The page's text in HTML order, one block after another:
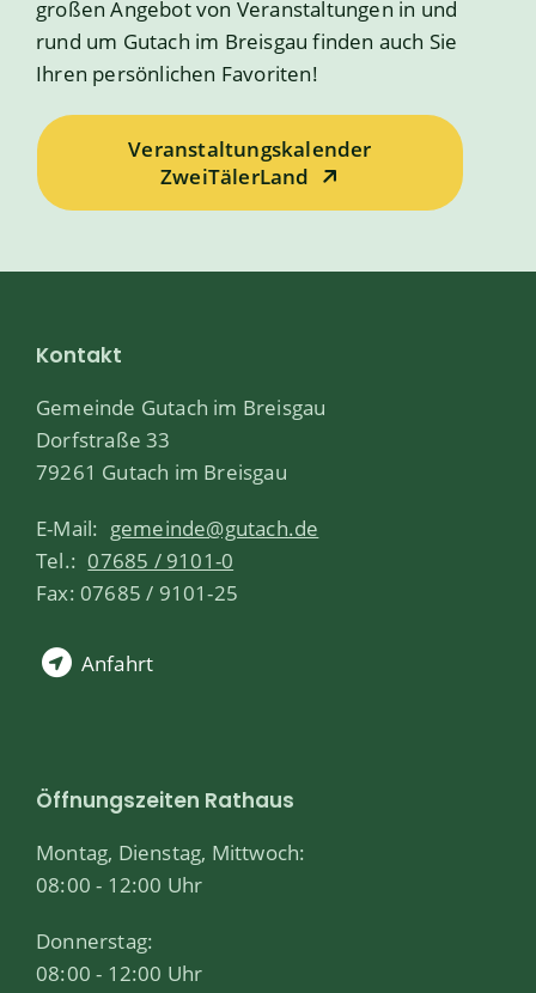
großen Angebot von Veranstaltungen in und
rund um Gutach im Breisgau finden auch Sie
Ihren persönlichen Favoriten!
Veranstaltungskalender
ZweiTälerLand
Kontakt
Gemeinde Gutach im Breisgau
Dorfstraße 33
79261 Gutach im Breisgau
E-Mail: gemeinde@gutach.de
Tel.: 07685 / 9101-0
Fax: 07685 / 9101-25
Anfahrt
Öffnungszeiten Rathaus
Montag, Dienstag, Mittwoch:
08:00 - 12:00 Uhr
Donnerstag:
08:00 - 12:00 Uhr